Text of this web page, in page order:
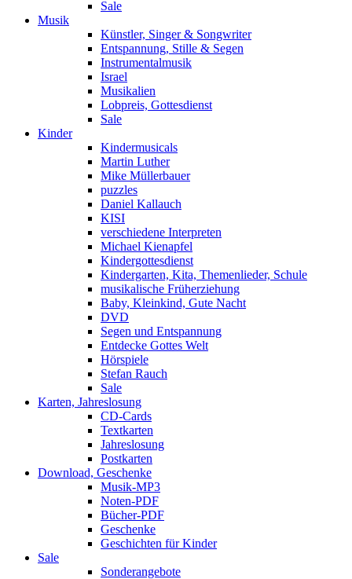
Sale
Musik
Künstler, Singer & Songwriter
Entspannung, Stille & Segen
Instrumentalmusik
Israel
Musikalien
Lobpreis, Gottesdienst
Sale
Kinder
Kindermusicals
Martin Luther
Mike Müllerbauer
puzzles
Daniel Kallauch
KISI
verschiedene Interpreten
Michael Kienapfel
Kindergottesdienst
Kindergarten, Kita, Themenlieder, Schule
musikalische Früherziehung
Baby, Kleinkind, Gute Nacht
DVD
Segen und Entspannung
Entdecke Gottes Welt
Hörspiele
Stefan Rauch
Sale
Karten, Jahreslosung
CD-Cards
Textkarten
Jahreslosung
Postkarten
Download, Geschenke
Musik-MP3
Noten-PDF
Bücher-PDF
Geschenke
Geschichten für Kinder
Sale
Sonderangebote